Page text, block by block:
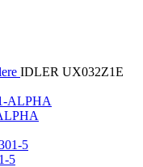
IDLER UX032Z1E
5